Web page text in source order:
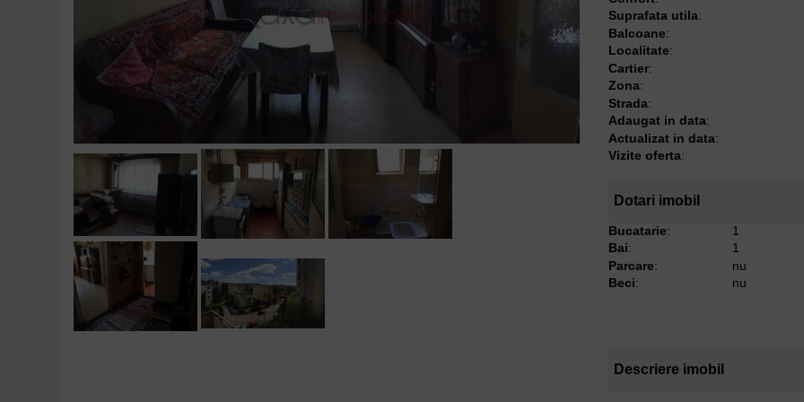
Suprafata utila:
Balcoane:
Localitate:
Cartier:
Zona:
Strada:
Adaugat in data:
Actualizat in data:
Vizite oferta:
Dotari imobil
Bucatarie:
1
Bai:
1
Parcare:
nu
Beci: nu
Descriere imobil